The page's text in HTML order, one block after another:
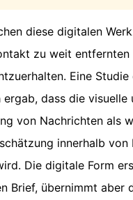
diese digitalen
zu weit entfernten
Eine Studie
dass die visuelle
von Nachrichten als
innerhalb von
Die digitale Form
Brief, übernimmt aber